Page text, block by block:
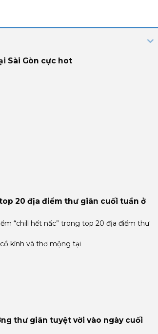
Sài Gòn cực hot
20 địa điểm thư giãn cuối tuần ở
“chill hết nấc” trong top 20 địa điểm thư
kính và thơ mộng tại
thư giãn tuyệt vời vào ngày cuối